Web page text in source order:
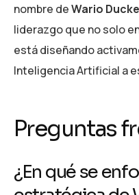
nombre deWario
liderazgo que no solo
está diseñando
Inteligencia Artificial a
Preguntas
¿En qué se